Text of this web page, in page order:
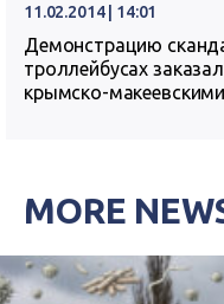
11.02.2014 | 14:01
Демонстрацию
троллейбусах
крымско-
MORE